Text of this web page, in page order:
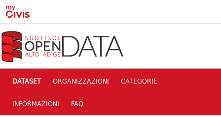
Skip to main content
DATASET ORGANIZZAZIONI CATEGORIE
INFORMAZIONI FAQ